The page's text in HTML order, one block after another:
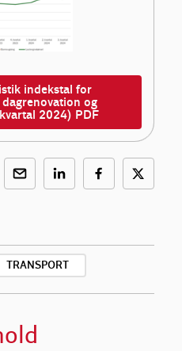
indekstal for
og
2024) PDF
TRANSPORT